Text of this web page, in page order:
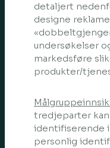
detaljert
designe
undersøkelser
markedsføre
produkter/
tredjeparter
identifiserende
personlig